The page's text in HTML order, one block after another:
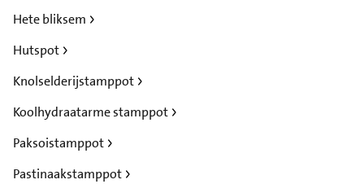
Hete bliksem
Hutspot
Knolselderijstamppot
Koolhydraatarme stamppot
Paksoistamppot
Pastinaakstamppot